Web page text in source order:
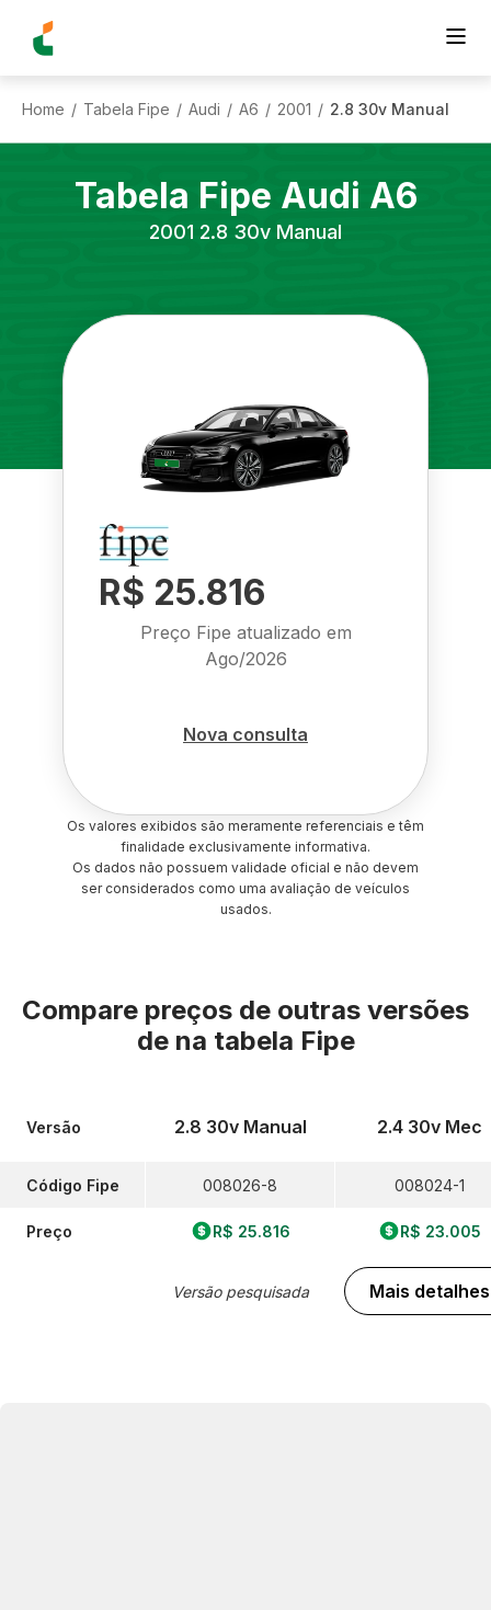
Home / Tabela Fipe / Audi / A6 / 2001 / 2.8 30v Manual
Tabela Fipe Audi A6
2001 2.8 30v Manual
R$ 25.816
Preço Fipe atualizado em
Ago/2026
Nova consulta
Os valores exibidos são meramente referenciais e têm
finalidade exclusivamente informativa.
Os dados não possuem validade oficial e não devem
ser considerados como uma avaliação de veículos
usados.
Compare preços de outras versões
de na tabela Fipe
Versão
Código Fipe
Preço
2.8 30v Manual
008026-8
R$ 25.816
Versão pesquisada
2.4 30v Mec
008024-1
R$ 23.005
Mais detalhes